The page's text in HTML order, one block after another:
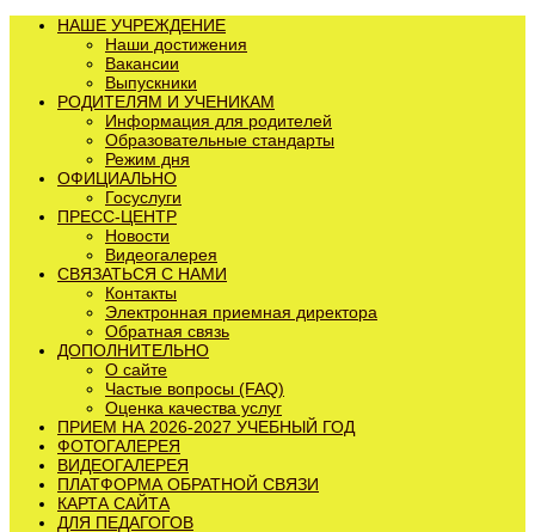
НАШЕ УЧРЕЖДЕНИЕ
Наши достижения
Вакансии
Выпускники
РОДИТЕЛЯМ И УЧЕНИКАМ
Информация для родителей
Образовательные стандарты
Режим дня
ОФИЦИАЛЬНО
Госуслуги
ПРЕСС-ЦЕНТР
Новости
Видеогалерея
СВЯЗАТЬСЯ С НАМИ
Контакты
Электронная приемная директора
Обратная связь
ДОПОЛНИТЕЛЬНО
О сайте
Частые вопросы (FAQ)
Оценка качества услуг
ПРИЕМ НА 2026-2027 УЧЕБНЫЙ ГОД
ФОТОГАЛЕРЕЯ
ВИДЕОГАЛЕРЕЯ
ПЛАТФОРМА ОБРАТНОЙ СВЯЗИ
КАРТА САЙТА
ДЛЯ ПЕДАГОГОВ